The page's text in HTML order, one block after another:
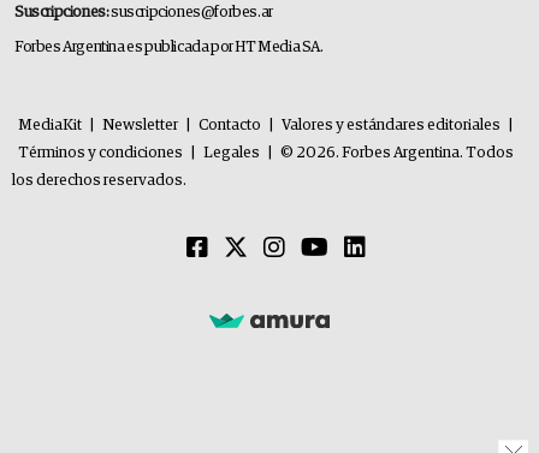
Suscripciones:suscripciones@forbes.ar
Forbes Argentina es publicada por HT Media SA.
MediaKit Newsletter Contacto Valores y estándares editoriales
Términos y condiciones
Legales
© 2026. Forbes Argentina. Todos
los derechos reservados.